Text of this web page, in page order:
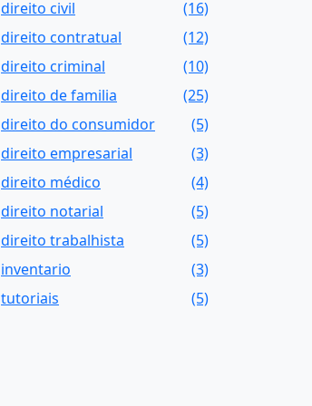
direito civil
(16)
direito contratual
(12)
direito criminal
(10)
direito de familia
(25)
direito do consumidor
(5)
direito empresarial
(3)
direito médico
(4)
direito notarial
(5)
direito trabalhista
(5)
inventario
(3)
tutoriais
(5)